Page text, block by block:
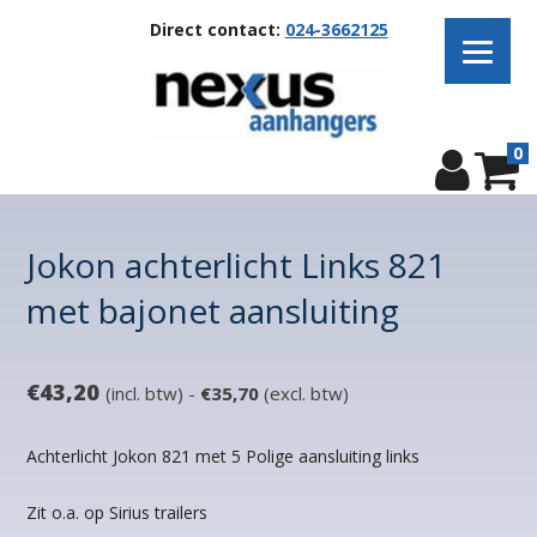
Direct contact: 024-3662125
0
Jokon achterlicht Links 821
met bajonet aansluiting
€43,20 (incl. btw) - €35,70 (excl. btw)
Achterlicht Jokon 821 met 5 Polige aansluiting links
Zit o.a. op Sirius trailers